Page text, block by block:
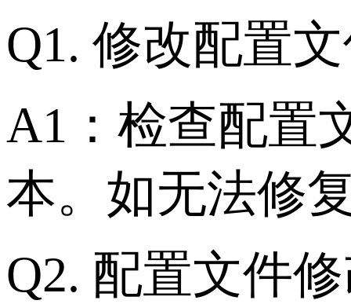
Q1. 修改配置
A1：检查配置
本。如无法修
Q2. 配置文件